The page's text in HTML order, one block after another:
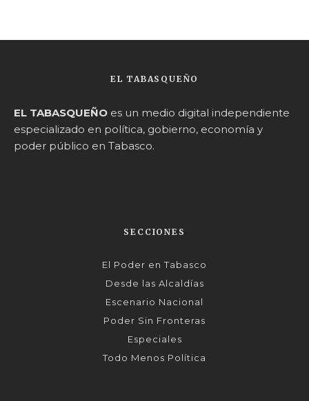
EL TABASQUEÑO
EL TABASQUEÑO es un medio digital independiente
especializado en política, gobierno, economía y
poder público en Tabasco.
SECCIONES
El Poder en Tabasco
Desde las Alcaldías
Escenario Nacional
Poder Sin Fronteras
Especiales
Todo Menos Política